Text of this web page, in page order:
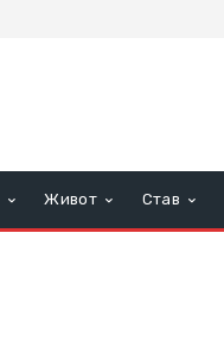
Живот Став